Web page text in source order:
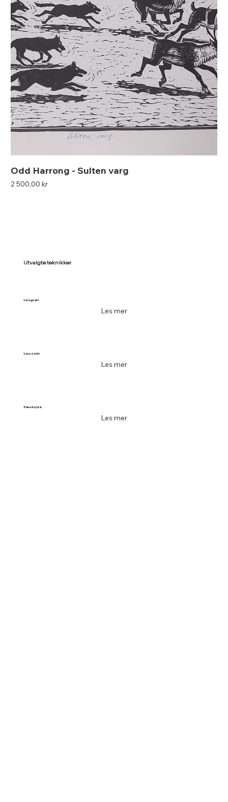
Utvalgte teknikker
Litografi
Les mer
Linosnitt
Les mer
Plexitrykk
Les mer
Odd Harrong - Sulten varg
Pris
2 500,00 kr